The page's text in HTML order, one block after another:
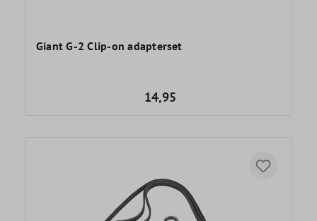
Giant G-2 Clip-on adapterset
14,95